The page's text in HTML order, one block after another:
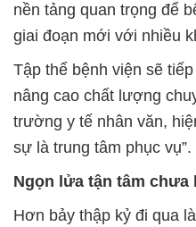
nền tảng quan trọng để
giai đoạn mới với nhiều
Tập thể bệnh viện sẽ
nâng cao chất lượng
trường y tế nhân văn,
sự là trung tâm phục vụ”.
Ngọn lửa tận tâm chưa
Hơn bảy thập kỷ đi qua